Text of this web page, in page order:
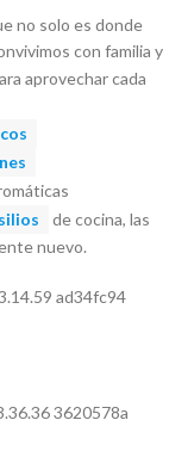
no solo es donde
con familia y
aprovechar cada
de cocina, las
nuevo.